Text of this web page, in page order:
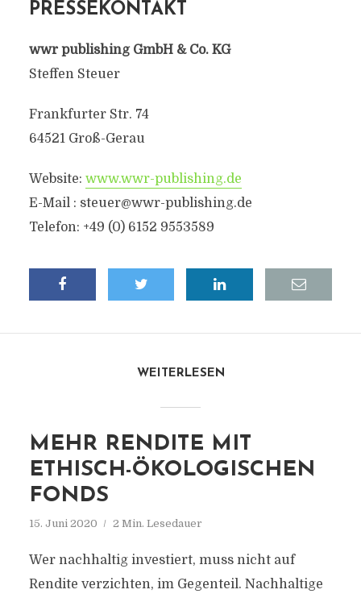
PRESSEKONTAKT
wwr publishing GmbH & Co. KG
Steffen Steuer
Frankfurter Str. 74
64521 Groß-Gerau
Website: www.wwr-publishing.de
E-Mail : steuer@wwr-publishing.de
Telefon: +49 (0) 6152 9553589
WEITERLESEN
MEHR RENDITE MIT
ETHISCH-ÖKOLOGISCHEN
FONDS
15. Juni 2020 2 Min. Lesedauer
Wer nachhaltig investiert, muss nicht auf
Rendite verzichten, im Gegenteil. Nachhaltige